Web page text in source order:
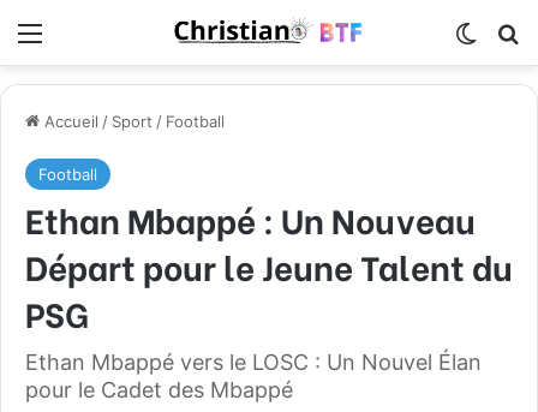
Accueil / Sport / Football
Football
Ethan Mbappé : Un Nouveau
Départ pour le Jeune Talent du
PSG
Ethan Mbappé vers le LOSC : Un Nouvel Élan
pour le Cadet des Mbappé